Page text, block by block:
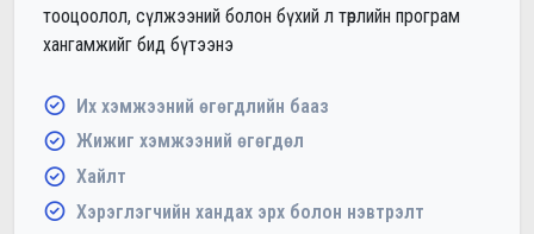
тооцоолол, сүлжээний болон бүхий л төрлийн програм
хангамжийг бид бүтээнэ
Их хэмжээний өгөгдлийн бааз
Жижиг хэмжээний өгөгдөл
Хайлт
Хэрэглэгчийн хандах эрх болон нэвтрэлт